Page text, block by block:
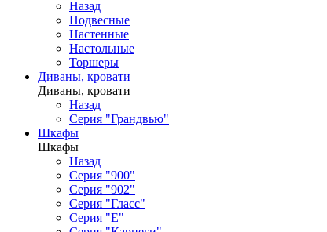
Назад
Подвесные
Настенные
Настольные
Торшеры
Диваны, кровати
Диваны, кровати
Назад
Серия "Грандвью"
Шкафы
Шкафы
Назад
Серия "900"
Серия "902"
Серия "Гласс"
Серия "Е"